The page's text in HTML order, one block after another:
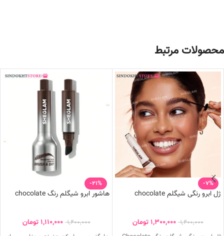
محصولات مرتبط
-7%
ژل ابرو رنگی شیگلم chocolate
1,400,000
1,300,000 تومان
-21%
هاشور ابرو شیگلم رنگ chocolate
1,400,000
1,110,000 تومان